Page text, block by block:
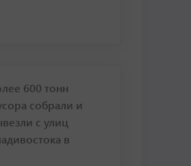
600 тонн
собрали и
с улиц
в